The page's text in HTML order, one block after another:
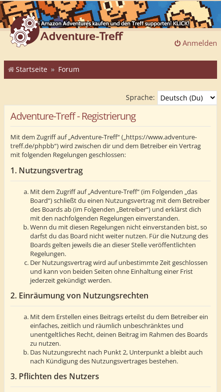
Anmelden
Startseite Forum
Sprache:
Adventure-Treff - Registrierung
Mit dem Zugriff auf „Adventure-Treff“ („https://www.adventure-
treff.de/phpbb“) wird zwischen dir und dem Betreiber ein Vertrag
mit folgenden Regelungen geschlossen:
1. Nutzungsvertrag
Mit dem Zugriff auf „Adventure-Treff“ (im Folgenden „das
Board“) schließt du einen Nutzungsvertrag mit dem Betreiber
des Boards ab (im Folgenden „Betreiber“) und erklärst dich
mit den nachfolgenden Regelungen einverstanden.
Wenn du mit diesen Regelungen nicht einverstanden bist, so
darfst du das Board nicht weiter nutzen. Für die Nutzung des
Boards gelten jeweils die an dieser Stelle veröffentlichten
Regelungen.
Der Nutzungsvertrag wird auf unbestimmte Zeit geschlossen
und kann von beiden Seiten ohne Einhaltung einer Frist
jederzeit gekündigt werden.
2. Einräumung von Nutzungsrechten
Mit dem Erstellen eines Beitrags erteilst du dem Betreiber ein
einfaches, zeitlich und räumlich unbeschränktes und
unentgeltliches Recht, deinen Beitrag im Rahmen des Boards
zu nutzen.
Das Nutzungsrecht nach Punkt 2, Unterpunkt a bleibt auch
nach Kündigung des Nutzungsvertrages bestehen.
3. Pflichten des Nutzers